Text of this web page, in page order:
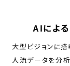
AIによ
大型ビジョンに搭
人流データを分析